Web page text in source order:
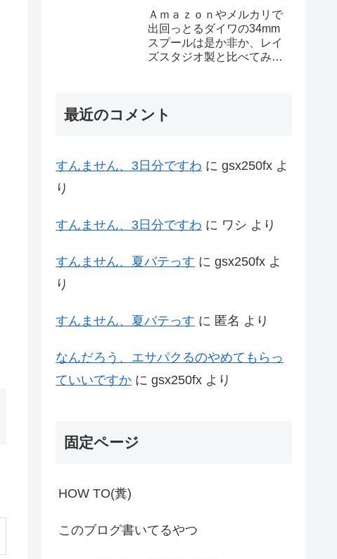
Ａｍａｚｏｎやメルカリで
出回っとるダイワの34mm
スプールは是か非か、レイ
ズスタジオ製と比べてみた
最近のコメント
すんません、3日分ですわ に gsx250fx よ
り
すんません、3日分ですわ に ワシ より
すんません、夏バテっす に gsx250fx よ
り
すんません、夏バテっす に 匿名 より
なんだろう、エサパクるのやめてもらっ
ていいですか に gsx250fx より
固定ページ
HOW TO(糞)
このブログ書いてるやつ